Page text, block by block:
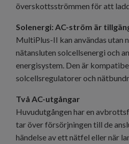
överskottsströmmen för att
Solenergi: AC-ström är
MultiPlus-II kan användas utan
nätansluten solcellsenergi och
energisystem. Den är
solcellsregulatorer och
Två AC-utgångar
Huvudutgången har en
tar över försörjningen till de
händelse av ett nätfel eller när